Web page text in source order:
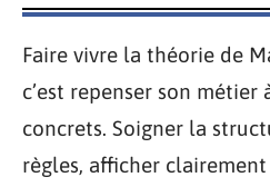
Faire vivre la théorie de
c’est repenser son métier
concrets. Soigner la
règles, afficher